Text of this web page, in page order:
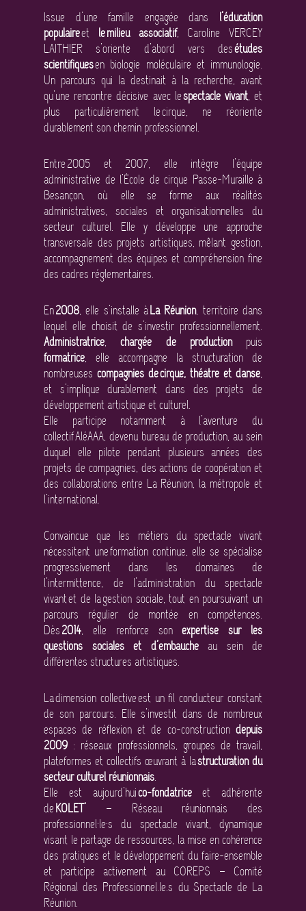
Issue d’une famille engagée dans l’éducation
populaireet le milieu associatif, Caroline VERCEY
LAITHIER s’oriente d’abord vers desétudes
scientifiquesen biologie moléculaire et immunologie.
Un parcours qui la destinait à la recherche, avant
qu’une rencontre décisive avec lespectacle vivant, et
plus particulièrement le cirque, ne réoriente
durablement son chemin professionnel.
Entre 2005 et 2007, elle intègre l’équipe
administrative de l’École de cirque Passe-Muraille à
Besançon, où elle se forme aux réalités
administratives, sociales et organisationnelles du
secteur culturel. Elle y développe une approche
transversale des projets artistiques, mêlant gestion,
accompagnement des équipes et compréhension fine
des cadres réglementaires.
En2008, elle s’installe àLa Réunion, territoire dans
lequel elle choisit de s’investir professionnellement.
Administratrice,chargée de productionpuis
formatrice, elle accompagne la structuration de
nombreuses compagnies de cirque, théâtre et danse,
et s’implique durablement dans des projets de
développement artistique et culturel.
Elle participe notamment à l’aventure du
collectif AléAAA, devenu bureau de production, au sein
duquel elle pilote pendant plusieurs années des
projets de compagnies, des actions de coopération et
des collaborations entre La Réunion, la métropole et
l’international.
Convaincue que les métiers du spectacle vivant
nécessitent une formation continue, elle se spécialise
progressivement dans les domaines de
l’intermittence, de l’administration du spectacle
vivant et de la gestion sociale, tout en poursuivant un
parcours régulier de montée en compétences.
Dès2014, elle renforce sonexpertise sur les
questions sociales et d’embaucheau sein de
différentes structures artistiques.
La dimension collective est un fil conducteur constant
de son parcours. Elle s’investit dans de nombreux
espaces de réflexion et de co-construction depuis
2009 : réseaux professionnels, groupes de travail,
plateformes et collectifs œuvrant à lastructuration du
secteur culturel réunionnais.
Elle est aujourd’huico-fondatriceet adhérente
deKOLET’ – Réseau réunionnais des
professionnel·le·s du spectacle vivant, dynamique
visant le partage de ressources, la mise en cohérence
des pratiques et le développement du faire-ensemble
et participe activement au COREPS – Comité
Régional des Professionnel.le.s du Spectacle de La
Réunion.